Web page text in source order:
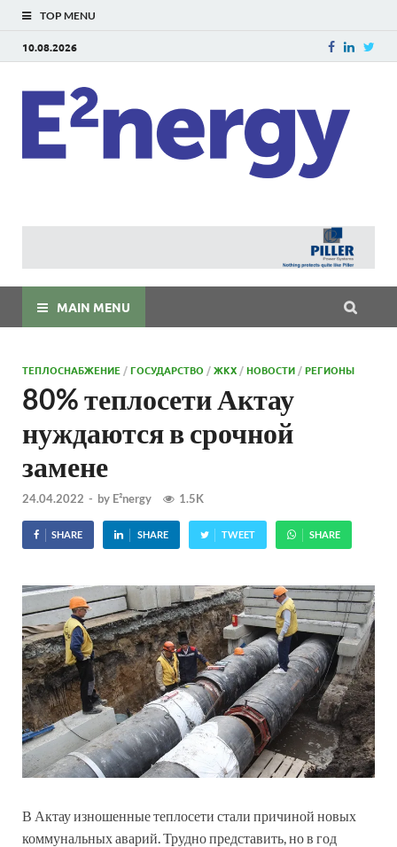
TOP MENU
10.08.2026
MAIN MENU
ТЕПЛОСНАБЖЕНИЕ /ГОСУДАРСТВО /ЖКХ /НОВОСТИ /РЕГИОНЫ
80% теплосети Актау
нуждаются в срочной
замене
24.04.2022 - by E²nergy 1.5K
SHARE SHARE TWEET SHARE
В Актау изношенные теплосети стали причиной новых
коммунальных аварий. Трудно представить, но в год